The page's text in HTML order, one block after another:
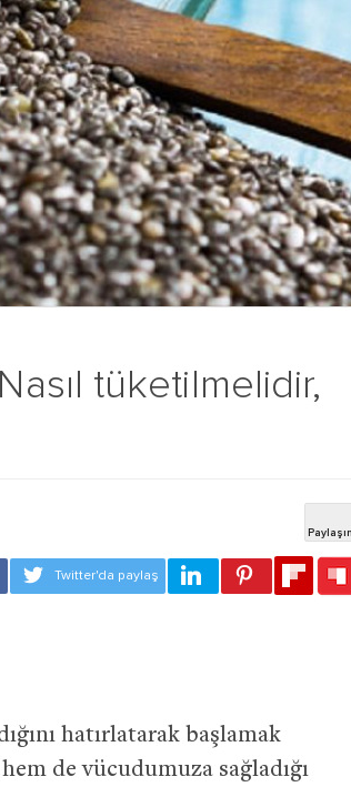
tüketilmelidir,
hatırlatarak başlamak
de vücudumuza sağladığı